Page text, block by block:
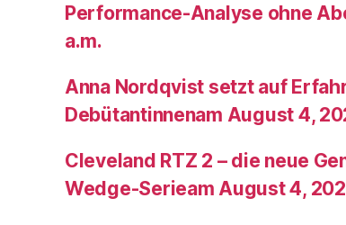
Performance-Analyse ohne
a.m.
Anna Nordqvist setzt auf
Debütantinnenam August 4,
Cleveland RTZ 2 – die neue
Wedge-Serieam August 4,